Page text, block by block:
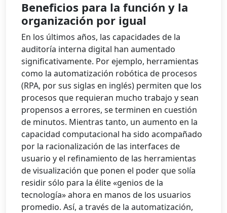
Beneficios para la función y la
organización por igual
En los últimos años, las capacidades de la
auditoría interna digital han aumentado
significativamente. Por ejemplo, herramientas
como la automatización robótica de procesos
(RPA, por sus siglas en inglés) permiten que los
procesos que requieran mucho trabajo y sean
propensos a errores, se terminen en cuestión
de minutos. Mientras tanto, un aumento en la
capacidad computacional ha sido acompañado
por la racionalización de las interfaces de
usuario y el refinamiento de las herramientas
de visualización que ponen el poder que solía
residir sólo para la élite «genios de la
tecnología» ahora en manos de los usuarios
promedio. Así, a través de la automatización,